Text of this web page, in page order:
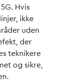
Hvis
ikke
uden
der
teknikere
og sikre,